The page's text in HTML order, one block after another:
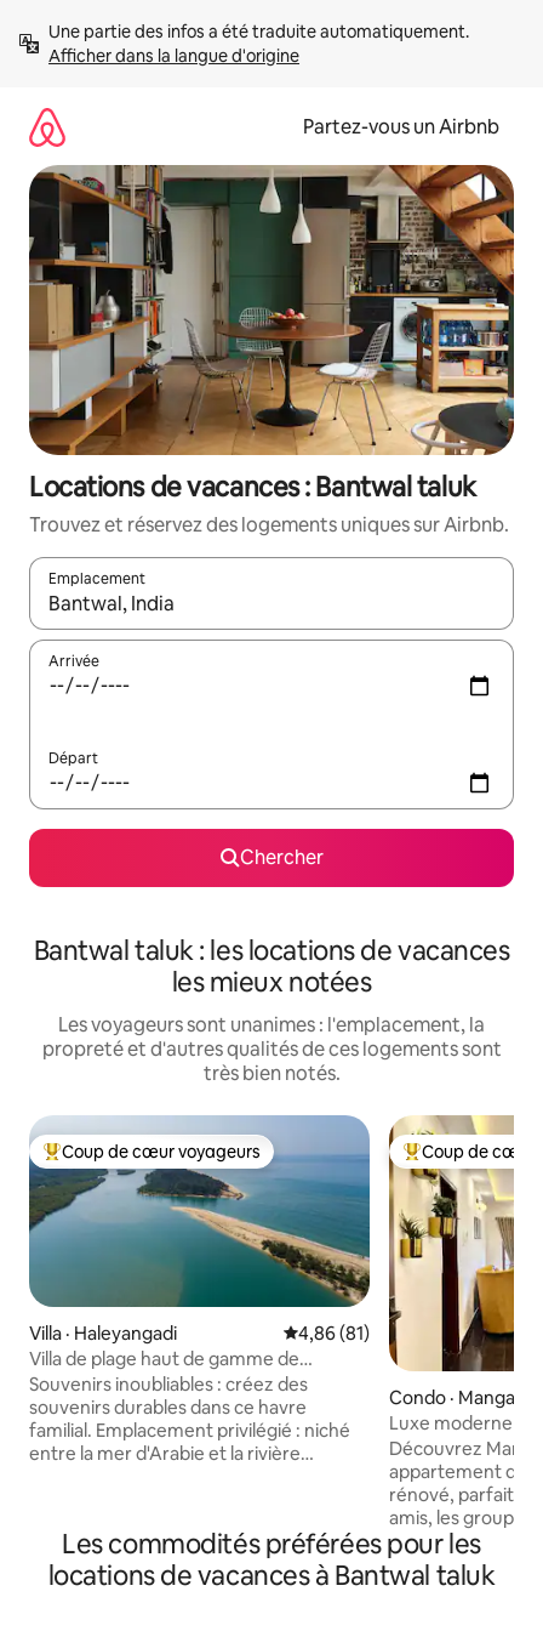
directement
Afficher dans la langue d'origine
Partez-vous un Airbnb
Locations de vacances : Bantwal taluk
Trouvez et réservez des logements uniques sur Airbnb.
Emplacement
Quand les résultats sont affichés, parcourez-les en utilisant
Arrivée
Départ
Chercher
Bantwal taluk : les locations de vacances
les mieux notées
Les voyageurs sont unanimes : l'emplacement, la
propreté et d'autres qualités de ces logements sont
très bien notés.
Coup de cœur voyageurs parmi les plus aimés
Coup de cœur voyageurs
Villa · Haleyangadi Note moyenne de 4,86 sur 5,
4,86 (81)
Villa de plage haut de gamme de
4 chambres d'Alvin
Souvenirs inoubliables : créez des
souvenirs durables dans ce havre
familial. Emplacement privilégié : niché
entre la mer d'Arabie et la rivière
Ambiance apaisante : soyez bercé par
les sons apaisants des vagues.
Observation des dauphins : les
Coup de cœur
Coup de cœur
Condo ·
Luxe moderne
Découvrez
appartement de
rénové, parfait
amis, les groupes
en télétravail. ✨ Pourquoi séjourner ici ?
Principales
minutes du
Les commodités préférées pour les
locations de vacances à Bantwal taluk